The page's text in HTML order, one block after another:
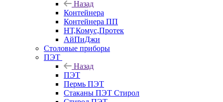
Назад
Контейнера
Контейнера ПП
НТ,Комус,Протек
АйПиДжи
Столовые приборы
ПЭТ
Назад
ПЭТ
Пермь ПЭТ
Стаканы ПЭТ Стирол